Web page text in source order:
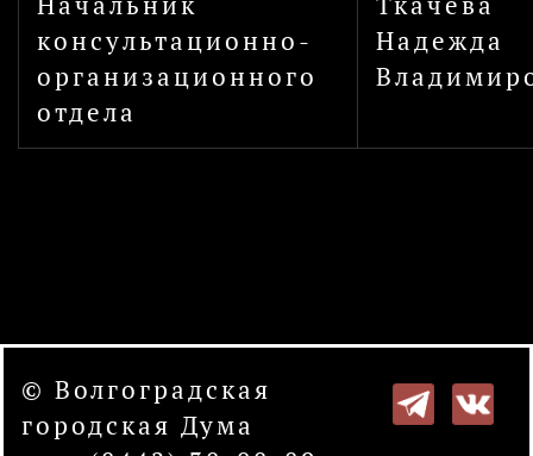
консультационно-
организационного
отдела
Надежда
© Волгоградская
городская Дума